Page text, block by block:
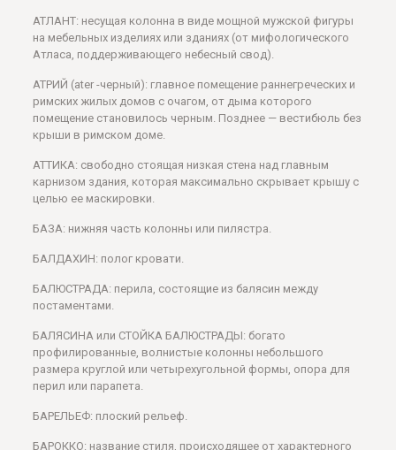
АТЛАНТ: несущая колонна в виде мощной мужской фигуры
на мебельных изделиях или зданиях (от мифологического
Атласа, поддерживающего небесный свод).
АТРИЙ (ater -черный): главное помещение раннегреческих и
римских жилых домов с очагом, от дыма которого
помещение становилось черным. Позднее — вестибюль без
крыши в римском доме.
АТТИКА: свободно стоящая низкая стена над главным
карнизом здания, которая максимально скрывает крышу с
целью ее маскировки.
БАЗА: нижняя часть колонны или пилястра.
БАЛДАХИН: полог кровати.
БАЛЮСТРАДА: перила, состоящие из балясин между
постаментами.
БАЛЯСИНА или СТОЙКА БАЛЮСТРАДЫ: богато
профилированные, волнистые колонны небольшого
размера круглой или четырехугольной формы, опора для
перил или парапета.
БАРЕЛЬЕФ: плоский рельеф.
БАРОККО: название стиля, происходящее от характерного